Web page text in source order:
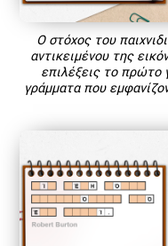
Ο στόχος του
αντικειμένου της
επιλέξεις το πρώτο
γράμματα που